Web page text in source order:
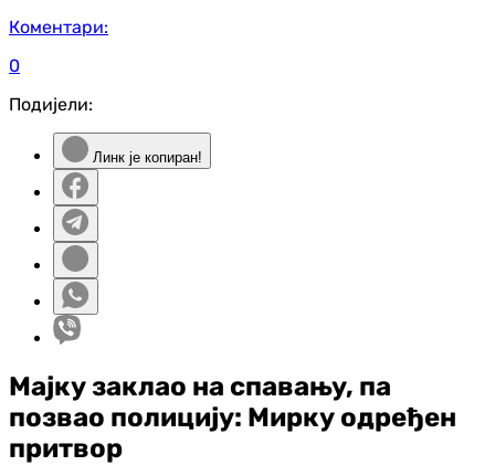
Коментари:
0
Подијели:
Линк је копиран!
Мајку заклао на спавању, па
позвао полицију: Мирку одређен
притвор